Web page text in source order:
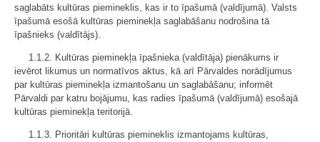
saglabāts kultūras piemineklis, kas ir to īpašumā (valdījumā). Valsts
īpašumā esošā kultūras pieminekļa saglabāšanu nodrošina tā
īpašnieks (valdītājs).
1.1.2. Kultūras pieminekļa īpašnieka (valdītāja) pienākums ir
ievērot likumus un normatīvos aktus, kā arī Pārvaldes norādījumus
par kultūras pieminekļa izmantošanu un saglabāšanu; informēt
Pārvaldi par katru bojājumu, kas radies īpašumā (valdījumā) esošajā
kultūras pieminekļa teritorijā.
1.1.3. Prioritāri kultūras piemineklis izmantojams kultūras,